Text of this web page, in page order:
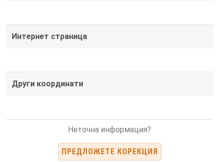
Интернет страница
Други координати
Неточна информация?
ПРЕДЛОЖЕТЕ КОРЕКЦИЯ